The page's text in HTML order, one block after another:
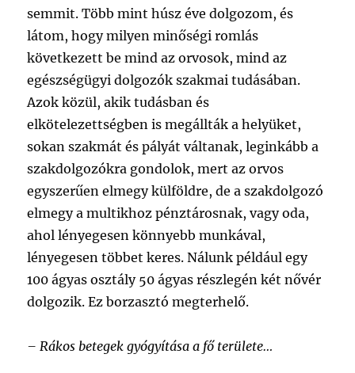
semmit. Több mint húsz éve dolgozom, és
látom, hogy milyen minőségi romlás
következett be mind az orvosok, mind az
egészségügyi dolgozók szakmai tudásában.
Azok közül, akik tudásban és
elkötelezettségben is megállták a helyüket,
sokan szakmát és pályát váltanak, leginkább a
szakdolgozókra gondolok, mert az orvos
egyszerűen elmegy külföldre, de a szakdolgozó
elmegy a multikhoz pénztárosnak, vagy oda,
ahol lényegesen könnyebb munkával,
lényegesen többet keres. Nálunk például egy
100 ágyas osztály 50 ágyas részlegén két nővér
dolgozik. Ez borzasztó megterhelő.
– Rákos betegek gyógyítása a fő területe…